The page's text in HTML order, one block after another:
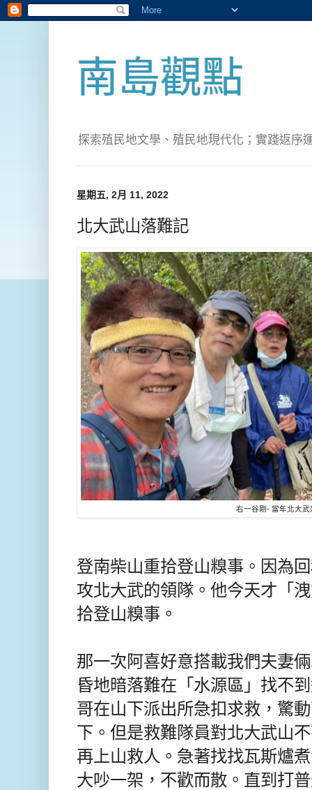
南島觀點
探索殖民地文學、殖民地現代化；實踐返序
星期五, 2月 11, 2022
北大武山落難記
右一谷剛- 當年北大
登南柴山重拾登山糗事。因為
攻北大武的領隊。 他今天才「
拾登山糗事。
那一次阿喜好意搭載我們夫妻
昏地暗落難在「水源區」找不
哥在山下派出所急扣求救，驚
下。但是救難隊員對北大武山
再上山救人。急著找找瓦斯爐
大吵一架，不歡而散。直到打